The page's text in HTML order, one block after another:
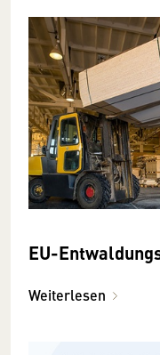
EU-
Weiterlesen